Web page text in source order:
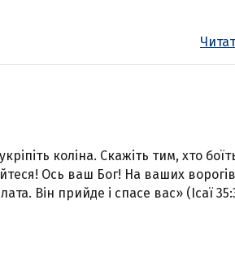
коліна. Скажіть тим, хто
Ось ваш Бог! На ваших ворогів
Він прийде і спасе вас» (Ісаї